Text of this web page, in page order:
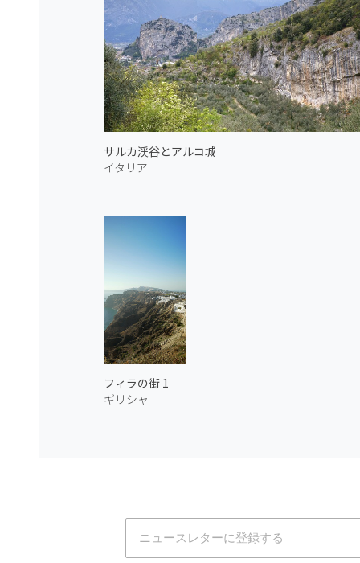
サルカ渓谷とアルコ城
イタリア
フィラの街 1
ギリシャ